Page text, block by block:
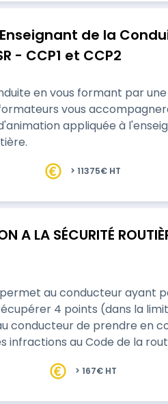
- Enseignant de la
- CCP1 et CCP2
en vous formant par
vous
appliquée à
> 11375€ HT
A LA SÉCURITÉ
au conducteur ayant
4 points (dans la
conducteur de prendre en
au Code de la route. Le stage de
> 167€ HT